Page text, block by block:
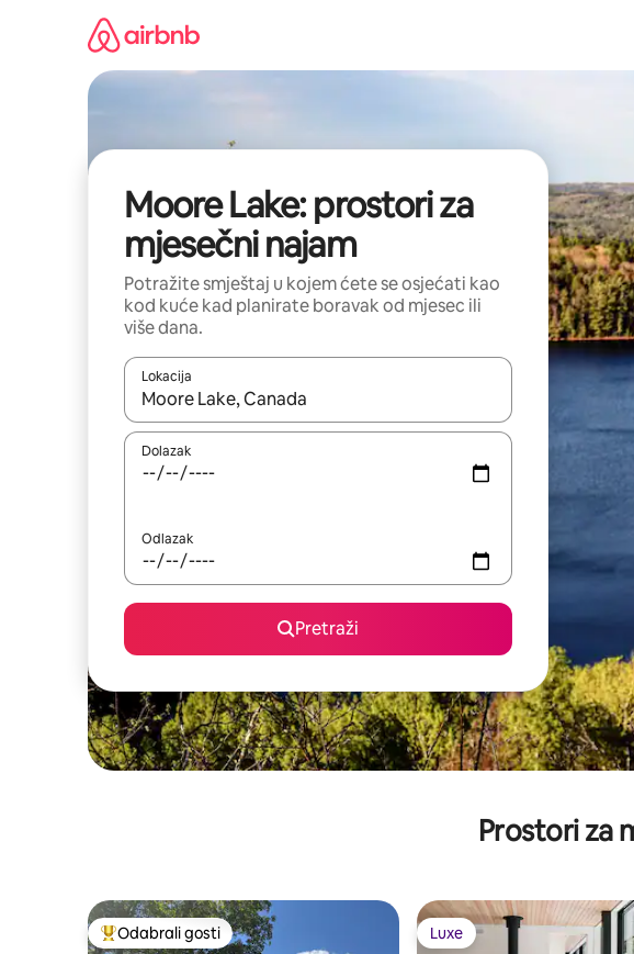
Moore Lake: prostori za
mjesečni najam
Potražite smještaj u kojem ćete se osjećati kao
kod kuće kad planirate boravak od mjesec ili
više dana.
Lokacija
Kada budu dostupni rezultati, moći ćete ih pregledati koristeći se
Dolazak
Odlazak
Pretraži
Prostori za
Među najviše rangiranima s oznakom „Odabrali gosti”
Odabrali gosti Luxe
Luxe